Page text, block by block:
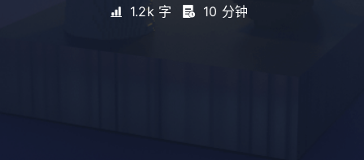
1.2k 字
10 分钟